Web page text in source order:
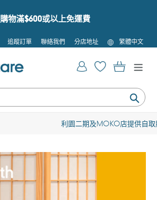
購物滿$600或以上免運費
追蹤訂單 聯絡我們 分店地址
語
言
繁體中文
提
交
登入 購物車
滿$600即享免費追蹤送貨